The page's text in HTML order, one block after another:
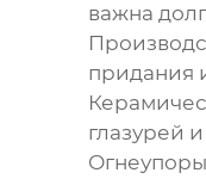
важна
придания
глазурей